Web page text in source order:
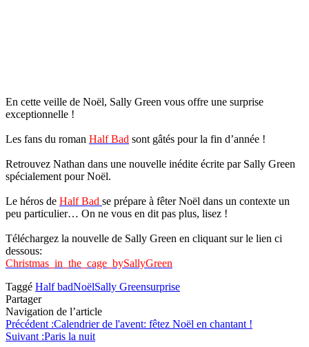
En cette veille de Noël, Sally Green vous offre une surprise
exceptionnelle !
Les fans du roman Half Bad sont gâtés pour la fin d’année !
Retrouvez Nathan dans une nouvelle inédite écrite par Sally Green
spécialement pour Noël.
Le héros de Half Bad se prépare à fêter Noël dans un contexte un
peu particulier… On ne vous en dit pas plus, lisez !
Téléchargez la nouvelle de Sally Green en cliquant sur le lien ci
dessous:
Christmas_in_the_cage_bySallyGreen
Taggé Half badNoëlSally Greensurprise
Partager
Navigation de l’article
Précédent :Calendrier de l'avent: fêtez Noël en chantant !
Suivant :Paris la nuit